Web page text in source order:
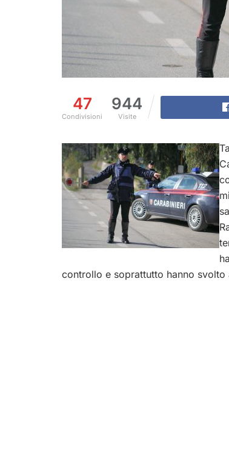
47
Condivisioni
944
Visite
controllo e soprattutto hanno